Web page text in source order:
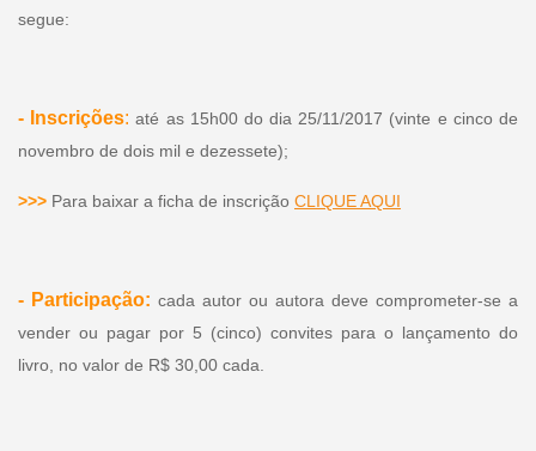
segue:
- Inscrições: até as 15h00 do dia 25/11/2017 (vinte e cinco de
novembro de dois mil e dezessete);
>>> Para baixar a ficha de inscrição CLIQUE AQUI
- Participação: cada autor ou autora deve comprometer-se a
vender ou pagar por 5 (cinco) convites para o lançamento do
livro, no valor de R$ 30,00 cada.